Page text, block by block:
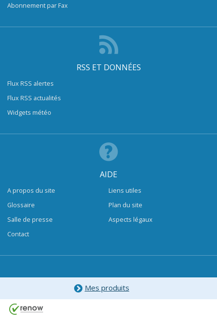
Abonnement par Fax
RSS ET DONNÉES
Flux RSS alertes
Flux RSS actualités
Widgets météo
AIDE
A propos du site
Glossaire
Salle de presse
Contact
Liens utiles
Plan du site
Aspects légaux
Mes produits